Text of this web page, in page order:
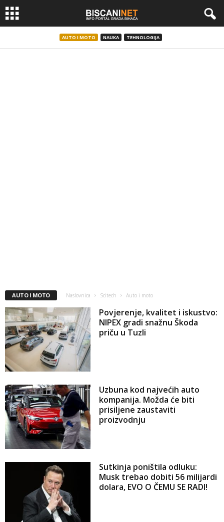
AUTO I MOTO NAUKA TEHNOLOGIJA
AUTO I MOTO Naslovnica Scitech Auto i moto
Povjerenje, kvalitet i iskustvo:
NIPEX gradi snažnu Škoda
priču u Tuzli
Uzbuna kod najvećih auto
kompanija. Možda će biti
prisiljene zaustaviti
proizvodnju
Sutkinja poništila odluku:
Musk trebao dobiti 56 milijardi
dolara, EVO O ČEMU SE RADI!